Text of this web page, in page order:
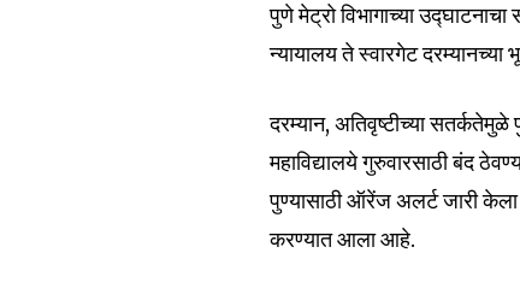
पुणे मेट्रो विभागाच्या
न्यायालय ते स्वारगेट दरम्यानच्या
दरम्यान, अतिवृष्टीच्या
महाविद्यालये गुरुवारसाठी बंद
पुण्यासाठी ऑरेंज अलर्ट जारी
करण्यात आला आहे.